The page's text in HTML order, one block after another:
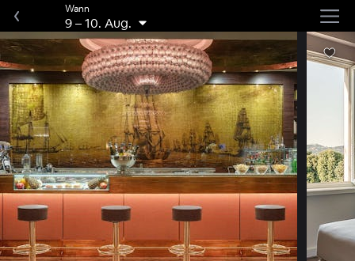
Wann
9–10. Aug.